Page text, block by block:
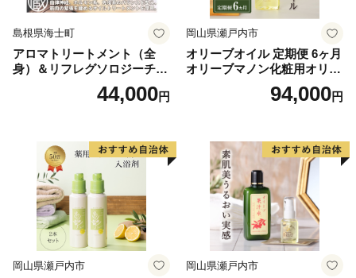
島根県海士町
アロマトリートメント（全
身）＆リフレグソロジーチケ
44,000円
岡山県瀬戸内市
オリーブオイル 定期便 6ヶ月
オリーブマノン化粧用オリー
ブオイル 200ml オリーブ オ
イル 美容 スキンケア 化粧用
94,000円
岡山県瀬戸内市 岡山県瀬戸内市